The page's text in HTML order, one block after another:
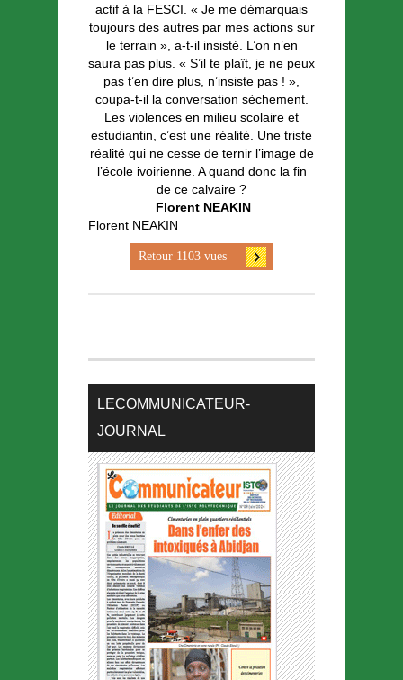
actif à la FESCI. « Je me démarquais
toujours des autres par mes actions sur
le terrain », a-t-il insisté. L’on n’en
saura pas plus. « S’il te plaît, je ne peux
pas t’en dire plus, n’insiste pas ! »,
coupa-t-il la conversation sèchement.
Les violences en milieu scolaire et
estudiantin, c’est une réalité. Une triste
réalité qui ne cesse de ternir l’image de
l’école ivoirienne. A quand donc la fin
de ce calvaire ?
Florent NEAKIN
Florent NEAKIN
Retour 1103 vues
LECOMMUNICATEUR-
JOURNAL